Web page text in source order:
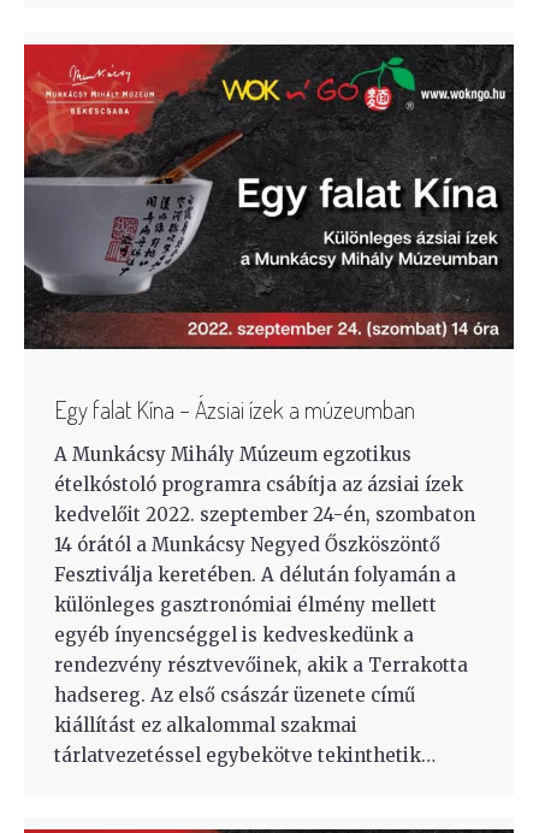
Egy falat Kína – Ázsiai ízek a múzeumban
A Munkácsy Mihály Múzeum egzotikus
ételkóstoló programra csábítja az ázsiai ízek
kedvelőit 2022. szeptember 24-én, szombaton
14 órától a Munkácsy Negyed Őszköszöntő
Fesztiválja keretében. A délután folyamán a
különleges gasztronómiai élmény mellett
egyéb ínyencséggel is kedveskedünk a
rendezvény résztvevőinek, akik a Terrakotta
hadsereg. Az első császár üzenete című
kiállítást ez alkalommal szakmai
tárlatvezetéssel egybekötve tekinthetik…